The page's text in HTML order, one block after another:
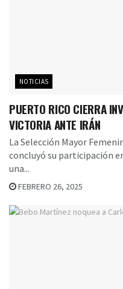
NOTICIAS
PUERTO RICO CIERRA
VICTORIA ANTE IRÁN
La Selección Mayor
concluyó su participación
una...
FEBRERO 26, 2025